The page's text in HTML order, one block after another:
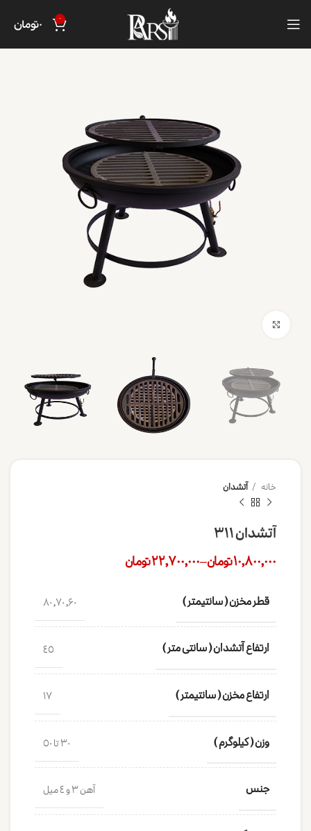
0
0تومان
خانه آتشدان
آتشدان 311
10,800,000تومان–
22,700,000تومان
قطر مخزن ( سانتیمتر ) 60, 70, 80
ارتفاع آتشدان ( سانتی متر ) 45
ارتفاع مخزن ( سانتیمتر ) 17
وزن ( کیلوگرم ) 30 تا 50
جنس آهن 3 و 4 میل